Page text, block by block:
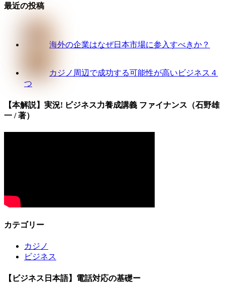
最近の投稿
海外の企業はなぜ日本市場に参入すべきか？
カジノ周辺で成功する可能性が高いビジネス４
つ
【本解説】実況! ビジネス力養成講義 ファイナンス（石野雄
一 / 著）
カテゴリー
カジノ
ビジネス
【ビジネス日本語】電話対応の基礎ー